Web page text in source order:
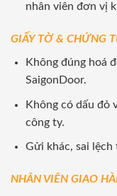
nhân viên đơn vị
GIẤY TỜ & CHỨNG
Không đúng hoá
SaigonDoor.
Không có dấu đỏ
công ty.
Gửi khác, sai
NHÂN VIÊN GIAO